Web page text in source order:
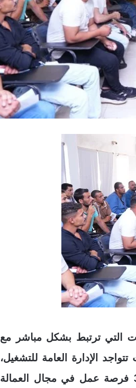
التي ترتبط بشكل مباشر مع
الإدارة العامة للتشغيل،
لمتابعة سير الاختبارات النظرية للمتقدمين لشغل 350 فرصة عمل في مجال العمالة